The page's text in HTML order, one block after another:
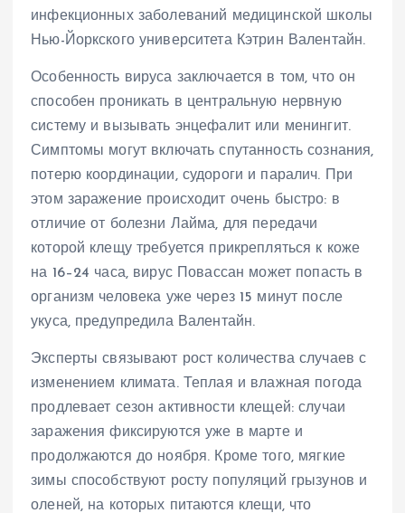
инфекционных заболеваний медицинской школы
Нью-Йоркского университета Кэтрин Валентайн.
Особенность вируса заключается в том, что он
способен проникать в центральную нервную
систему и вызывать энцефалит или менингит.
Симптомы могут включать спутанность сознания,
потерю координации, судороги и паралич. При
этом заражение происходит очень быстро: в
отличие от болезни Лайма, для передачи
которой клещу требуется прикрепляться к коже
на 16–24 часа, вирус Повассан может попасть в
организм человека уже через 15 минут после
укуса, предупредила Валентайн.
Эксперты связывают рост количества случаев с
изменением климата. Теплая и влажная погода
продлевает сезон активности клещей: случаи
заражения фиксируются уже в марте и
продолжаются до ноября. Кроме того, мягкие
зимы способствуют росту популяций грызунов и
оленей, на которых питаются клещи, что